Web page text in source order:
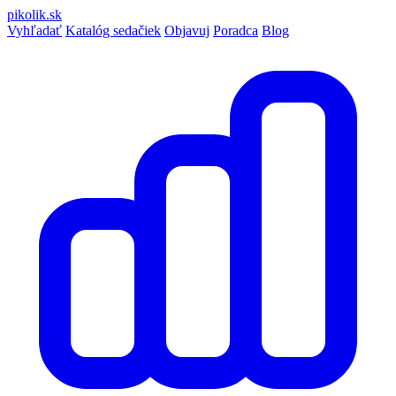
pikolik.sk
Vyhľadať Katalóg sedačiek Objavuj Poradca Blog